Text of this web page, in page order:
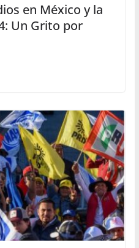
en México y la
Un Grito por